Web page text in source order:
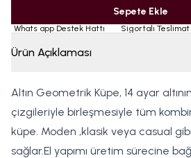
Sepete Ekle
Whats app Destek Hattı Sigortalı Teslimat
Ürün Açıklaması
Altın Geometrik Küpe, 14 ayar
çizgileriyle birleşmesiyle tüm
küpe. Moden ,klasik veya casual
sağlar.El yapımı üretim sürecine